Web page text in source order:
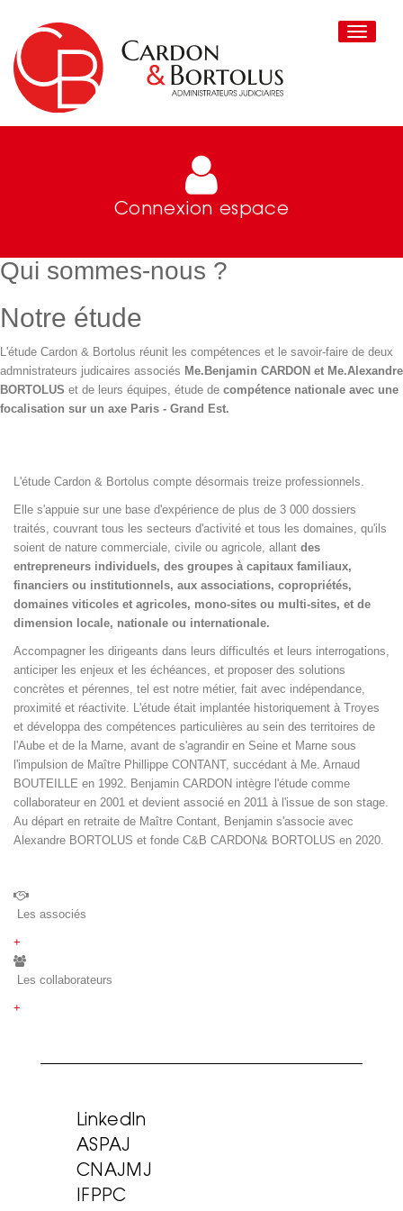
Toggle
Connexion espace
Qui sommes-nous ?
Notre étude
L'étude Cardon & Bortolus réunit les compétences et le savoir-faire de deux
admnistrateurs judicaires associés Me.Benjamin CARDON et Me.Alexandre
BORTOLUS et de leurs équipes, étude de compétence nationale avec une
focalisation sur un axe Paris - Grand Est.
L'étude Cardon & Bortolus compte désormais treize professionnels.
Elle s'appuie sur une base d'expérience de plus de 3 000 dossiers
traités, couvrant tous les secteurs d'activité et tous les domaines, qu'ils
soient de nature commerciale, civile ou agricole, allant des
entrepreneurs individuels, des groupes à capitaux familiaux,
financiers ou institutionnels, aux associations, copropriétés,
domaines viticoles et agricoles, mono-sites ou multi-sites, et de
dimension locale, nationale ou internationale.
Accompagner les dirigeants dans leurs difficultés et leurs interrogations,
anticiper les enjeux et les échéances, et proposer des solutions
concrètes et pérennes, tel est notre métier, fait avec indépendance,
proximité et réactivite. L'étude était implantée historiquement à Troyes
et développa des compétences particulières au sein des territoires de
l'Aube et de la Marne, avant de s'agrandir en Seine et Marne sous
l'impulsion de Maître Phillippe CONTANT, succédant à Me. Arnaud
BOUTEILLE en 1992. Benjamin CARDON intègre l'étude comme
collaborateur en 2001 et devient associé en 2011 à l'issue de son stage.
Au départ en retraite de Maître Contant, Benjamin s'associe avec
Alexandre BORTOLUS et fonde C&B CARDON& BORTOLUS en 2020.
Les associés
+
Les collaborateurs
+
LinkedIn
ASPAJ
CNAJMJ
IFPPC